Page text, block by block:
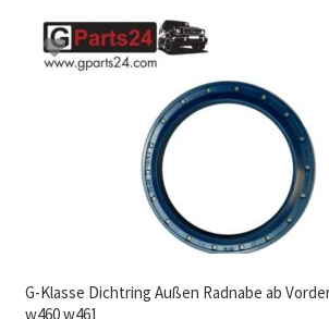
G-Klasse Dichtring Außen Radnabe ab
w460 w461